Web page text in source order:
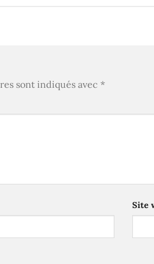
sont indiqués avec *
Site